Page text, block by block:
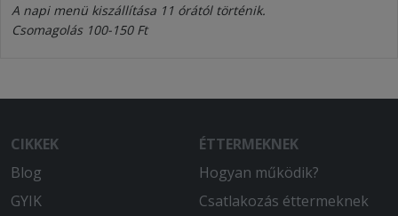
A napi menü kiszállítása 11 órától történik.
Csomagolás 100-150 Ft
CIKKEK
Blog
GYIK
ÉTTERMEKNEK
Hogyan működik?
Csatlakozás éttermeknek